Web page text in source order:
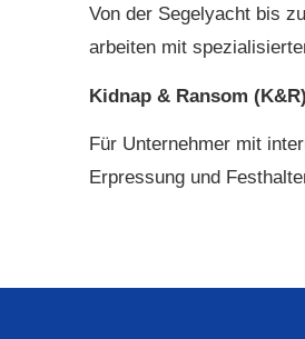
Von der Segelyacht bis
arbeiten mit
Kidnap & Ransom (K&R)
Für Unternehmer mit
Erpressung und